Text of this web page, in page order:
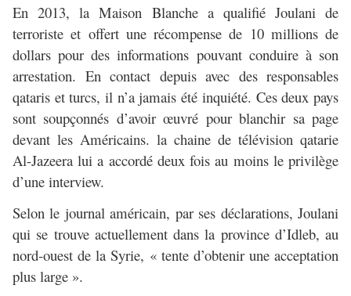
En 2013, la Maison Blanche a qualifié Joulani de
terroriste et offert une récompense de 10 millions de
dollars pour des informations pouvant conduire à son
arrestation. En contact depuis avec des responsables
qataris et turcs, il n’a jamais été inquiété. Ces deux pays
sont soupçonnés d’avoir œuvré pour blanchir sa page
devant les Américains. la chaine de télévision qatarie
Al-Jazeera lui a accordé deux fois au moins le privilège
d’une interview.
Selon le journal américain, par ses déclarations, Joulani
qui se trouve actuellement dans la province d’Idleb, au
nord-ouest de la Syrie, « tente d’obtenir une acceptation
plus large ».